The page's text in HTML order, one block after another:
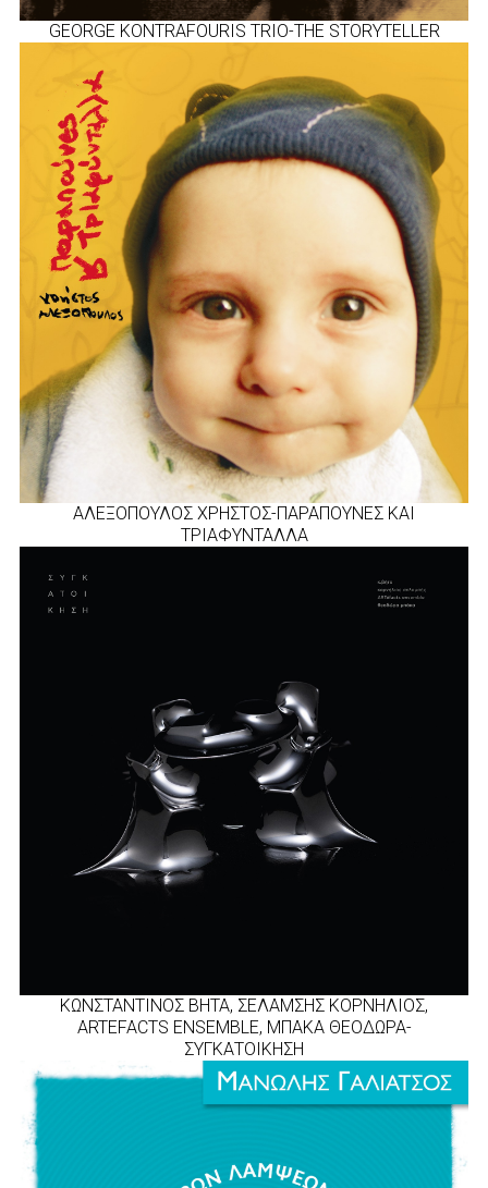
GEORGE KONTRAFOURIS TRIO-THE STORYTELLER
ΑΛΕΞΟΠΟΥΛΟΣ ΧΡΗΣΤΟΣ-ΠΑΡΑΠΟΥΝΕΣ ΚΑΙ
ΤΡΙΑΦΥΝΤΑΛΛΑ
KΩΝΣΤΑΝΤΙΝΟΣ ΒΗΤΑ, ΣΕΛΑΜΣΗΣ ΚΟΡΝΗΛΙΟΣ,
ARTEFACTS ENSEMBLE, ΜΠΑΚΑ ΘΕΟΔΩΡΑ-
ΣΥΓΚΑΤΟΙΚΗΣΗ